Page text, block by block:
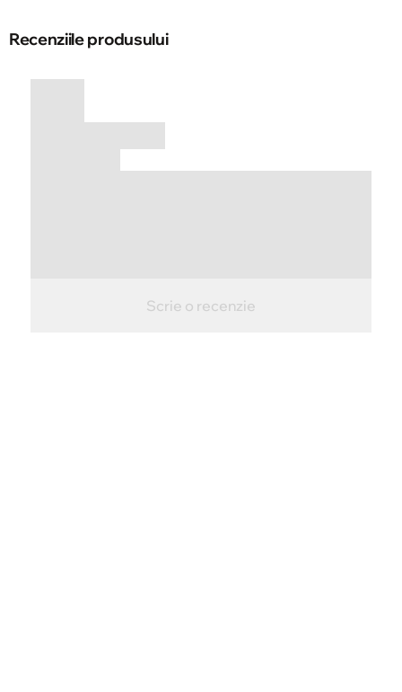
Recenziile produsului
Scrie o recenzie